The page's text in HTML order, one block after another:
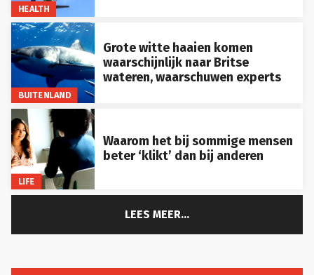
HEALTH
BUITENLAND
Grote witte haaien komen
waarschijnlijk naar Britse
wateren, waarschuwen experts
LIFE
Waarom het bij sommige mensen
beter ‘klikt’ dan bij anderen
LEES MEER...